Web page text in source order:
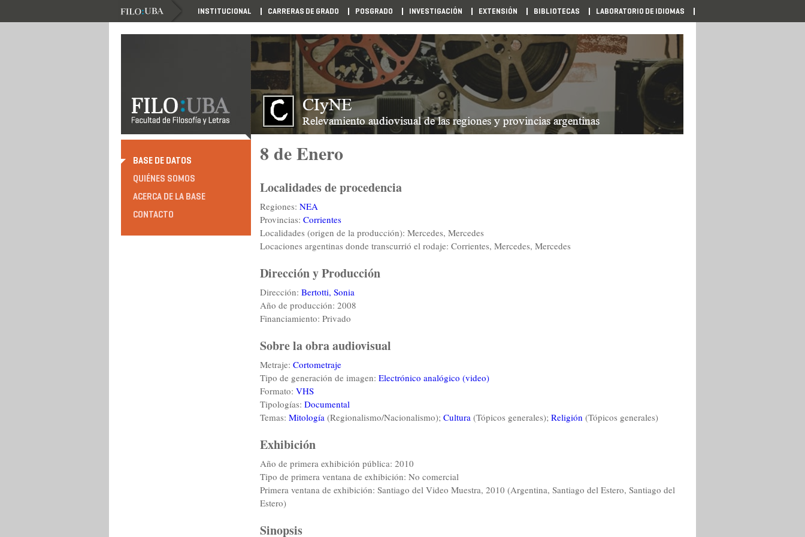
INSTITUCIONAL CARRERAS DE GRADO POSGRADO INVESTIGACIÓN EXTENSIÓN BIBLIOTECAS LABORATORIO DE IDIOMAS
BASE DE DATOS
QUIÉNES SOMOS
ACERCA DE LA BASE
CONTACTO
8 de Enero
Localidades de procedencia
Regiones: NEA
Provincias: Corrientes
Localidades (origen de la producción): Mercedes, Mercedes
Locaciones argentinas donde transcurrió el rodaje: Corrientes, Mercedes, Mercedes
Dirección y Producción
Dirección: Bertotti, Sonia
Año de producción: 2008
Financiamiento: Privado
Sobre la obra audiovisual
Metraje: Cortometraje
Tipo de generación de imagen: Electrónico analógico (video)
Formato: VHS
Tipologías: Documental
Temas: Mitología (Regionalismo/Nacionalismo); Cultura (Tópicos generales); Religión (Tópicos generales)
Exhibición
Año de primera exhibición pública: 2010
Tipo de primera ventana de exhibición: No comercial
Primera ventana de exhibición: Santiago del Video Muestra, 2010 (Argentina, Santiago del Estero, Santiago del
Estero)
Sinopsis